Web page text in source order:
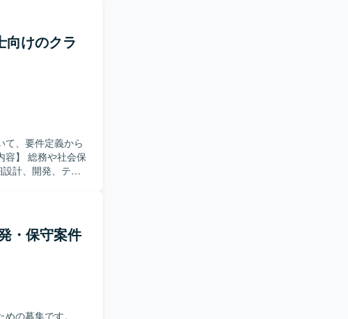
軟に対応できる
React、
ク志向のスキル
います。
向けのクラ
て、要件定義から
計、開発、テス
り組んでいただ
理やメンバー管理
がら業務を進め
で一貫した経験
で、技術スキルと
・保守案件
の募集です。